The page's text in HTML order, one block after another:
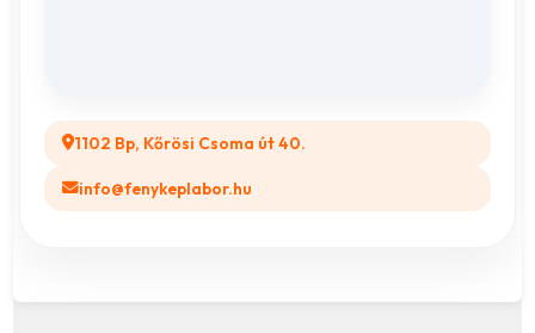
1102 Bp, Kőrösi Csoma út 40.
info@fenykeplabor.hu